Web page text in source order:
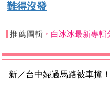
難得沒發
推薦圖輯 白冰冰最新專輯
新／台中婦過馬路被車撞